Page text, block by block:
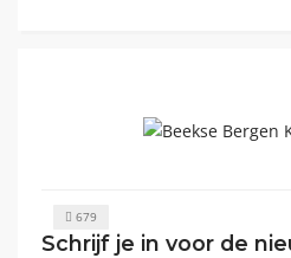
679
Schrijf je in voor de